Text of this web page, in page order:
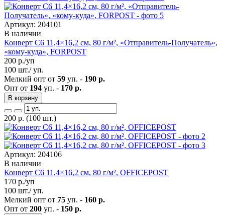
Артикул: 204101
В наличии
Конверт C6 11,4×16,2 см, 80 г/м², «Отправитель-Получатель»,
«кому-куда», FORPOST
200 р./уп
100 шт./ уп.
Мелкий опт от 59 уп. - 190 р.
Опт от 194 уп. - 170 р.
В корзину
200 р. (100 шт.)
Артикул: 204106
В наличии
Конверт C6 11,4×16,2 см, 80 г/м², OFFICEPOST
170 р./уп
100 шт./ уп.
Мелкий опт от 75 уп. - 160 р.
Опт от 200 уп. - 150 р.